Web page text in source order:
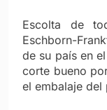
Escolta de
Eschborn-
de su país en
corte bueno
el embalaje del